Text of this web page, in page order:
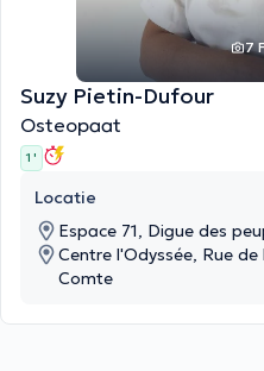
7
Suzy Pietin-Dufour
Osteopaat
1 '
Locatie
Espace 71, Digue des
Centre l'Odyssée, Rue
Comte